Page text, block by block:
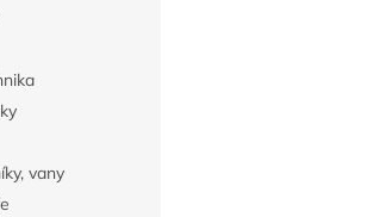
vany